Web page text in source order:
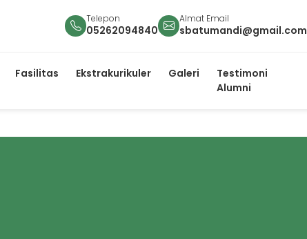
Telepon
05262094840
Almat Email
sbatumandi@gmail.com
Fasilitas Ekstrakurikuler Galeri
Testimoni
Alumni